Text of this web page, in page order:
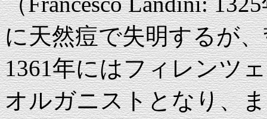
に天然痘で失明するが
1361年にはフィレンツ
オルガニストとなり、